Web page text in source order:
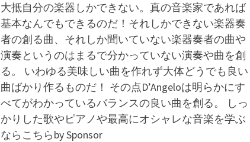
大抵自分の楽器しかできない。真の音楽家であれば
基本なんでもできるのだ！それしかできない楽器奏
者の創る曲、それしか聞いていない楽器奏者の曲や
演奏というのはまるで分かっていない演奏や曲を創
る。 いわゆる美味しい曲を作れず大体どうでも良い
曲ばかり作るものだ！ その点D’Angeloは明らかにす
べてがわかっているバランスの良い曲を創る。 しっ
かりした歌やピアノや最高にオシャレな音楽を学ぶ
ならこちらby Sponsor